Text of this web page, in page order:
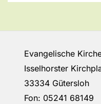
Evangelische
Isselhorster
33334 Gütersloh
Fon: 05241